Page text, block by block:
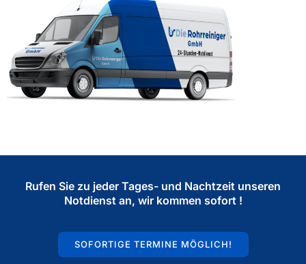
Rufen Sie zu jeder Tages- und Nachtzeit unseren
Notdienst an, wir kommen sofort !
SOFORTIGE TERMINE MÖGLICH!